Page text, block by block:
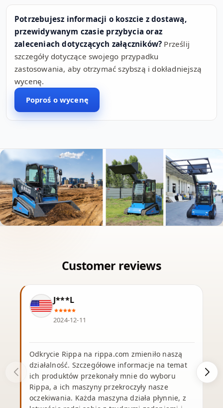
Potrzebujesz informacji o koszcie z dostawą,
przewidywanym czasie przybycia oraz
zaleceniach dotyczących załączników? Prześlij
szczegóły dotyczące swojego przypadku
zastosowania, aby otrzymać szybszą i dokładniejszą
wycenę.
Poproś o wycenę
J***L
2024-12-11
Odkrycie Rippa na rippa.com zmieniło naszą
działalność. Szczegółowe informacje na temat
ich produktów przekonały mnie do wyboru
Rippa, a ich maszyny przekroczyły nasze
oczekiwania. Każda maszyna działa płynnie, z